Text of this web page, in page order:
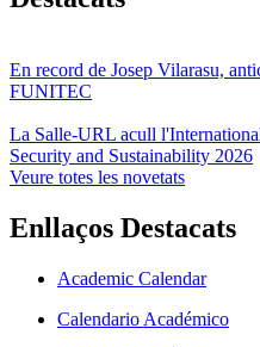
En record de Josep Vilarasu,
FUNITEC
La Salle-URL acull
Security and Sustainability 2026
Veure totes les novetats
Enllaços Destacats
Academic Calendar
Calendario Académico